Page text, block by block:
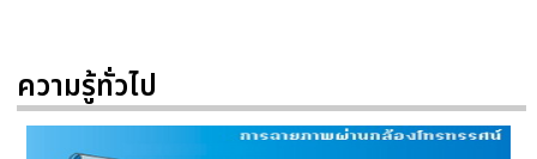
ความรู้ทั่วไป